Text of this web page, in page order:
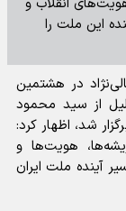
این ملت را
در هشتمین
از سید محمود
شد، اظهار کرد:
هویت‌ها و
آینده ملت ایران